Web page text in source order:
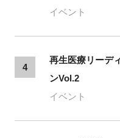
イベント
4
再生医療リーデ
ンVol.2
イベント